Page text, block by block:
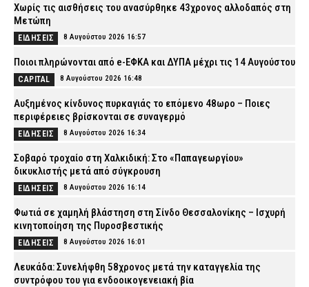
Χωρίς τις αισθήσεις του ανασύρθηκε 43χρονος αλλοδαπός στη
Μετώπη
ΕΙΔΗΣΕΙΣ 8 Αυγούστου 2026 16:57
Ποιοι πληρώνονται από e-ΕΦΚΑ και ΔΥΠΑ μέχρι τις 14 Αυγούστου
CAPITAL 8 Αυγούστου 2026 16:48
Αυξημένος κίνδυνος πυρκαγιάς το επόμενο 48ωρο – Ποιες
περιφέρειες βρίσκονται σε συναγερμό
ΕΙΔΗΣΕΙΣ 8 Αυγούστου 2026 16:34
Σοβαρό τροχαίο στη Χαλκιδική: Στο «Παπαγεωργίου»
δικυκλιστής μετά από σύγκρουση
ΕΙΔΗΣΕΙΣ 8 Αυγούστου 2026 16:14
Φωτιά σε χαμηλή βλάστηση στη Σίνδο Θεσσαλονίκης – Ισχυρή
κινητοποίηση της Πυροσβεστικής
ΕΙΔΗΣΕΙΣ 8 Αυγούστου 2026 16:01
Λευκάδα: Συνελήφθη 58χρονος μετά την καταγγελία της
συντρόφου του για ενδοοικογενειακή βία